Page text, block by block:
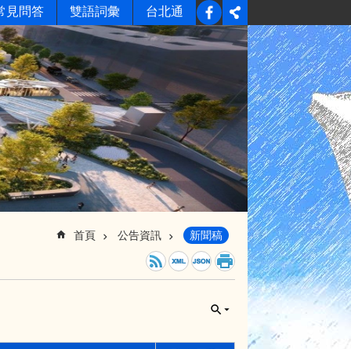
見問答 雙語詞彙 台北通
首頁 公告資訊 新聞稿